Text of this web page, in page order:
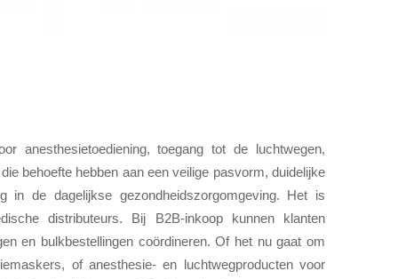
anesthesietoediening, toegang tot de luchtwegen,
behoefte hebben aan een veilige pasvorm, duidelijke
in de dagelijkse gezondheidszorgomgeving. Het is
distributeurs. Bij B2B-inkoop kunnen klanten
en bulkbestellingen coördineren. Of het nu gaat om
of anesthesie- en luchtwegproducten voor